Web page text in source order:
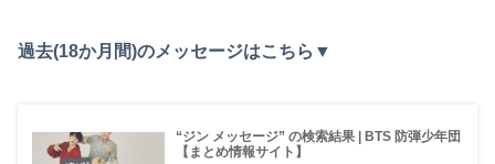
過去(18か月間)のメッセージはこちら▼
“ジン メッセージ” の検索結果 | BTS 防弾少年団
【まとめ情報サイト】